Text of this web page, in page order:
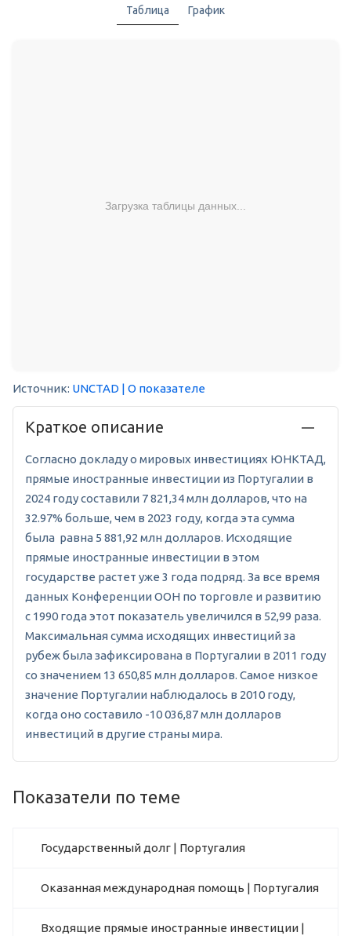
Таблица График
Загрузка таблицы данных...
Источник: UNCTAD | О показателе
Краткое описание
Согласно докладу о мировых инвестициях ЮНКТАД,
прямые иностранные инвестиции из Португалии в
2024 году составили 7 821,34 млн долларов, что на
32.97% больше, чем в 2023 году, когда эта сумма
была равна 5 881,92 млн долларов. Исходящие
прямые иностранные инвестиции в этом
государстве растет уже 3 года подряд. За все время
данных Конференции ООН по торговле и развитию
с 1990 года этот показатель увеличился в 52,99 раза.
Максимальная сумма исходящих инвестиций за
рубеж была зафиксирована в Португалии в 2011 году
со значением 13 650,85 млн долларов. Самое низкое
значение Португалии наблюдалось в 2010 году,
когда оно составило -10 036,87 млн долларов
инвестиций в другие страны мира.
Показатели по теме
Государственный долг | Португалия
Оказанная международная помощь | Португалия
Входящие прямые иностранные инвестиции |